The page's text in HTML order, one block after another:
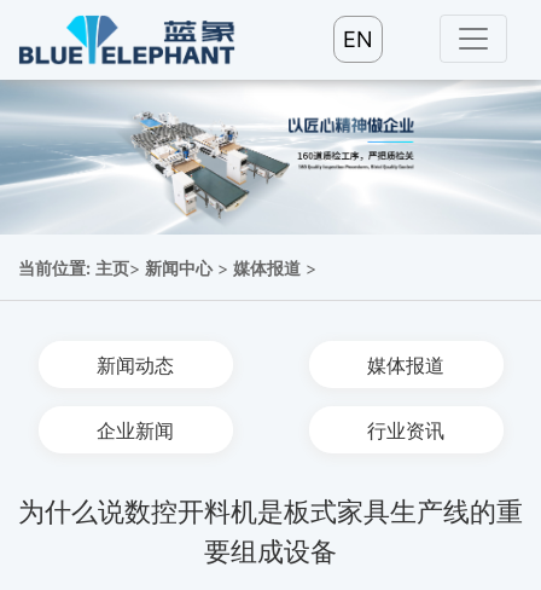
EN
当前位置: 主页> 新闻中心> 媒体报道 >
新闻动态 媒体报道
企业新闻 行业资讯
为什么说数控开料机是板式家具生产线的重
要组成设备